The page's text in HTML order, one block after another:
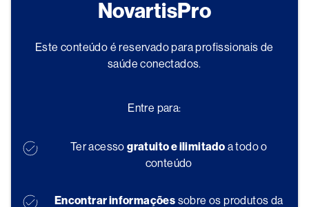
NovartisPro
Este conteúdo é reservado para profissionais de
saúde conectados.
Entre para:
Ter acessogratuito e ilimitado a todo o
conteúdo
Encontrar informações sobre os produtos da